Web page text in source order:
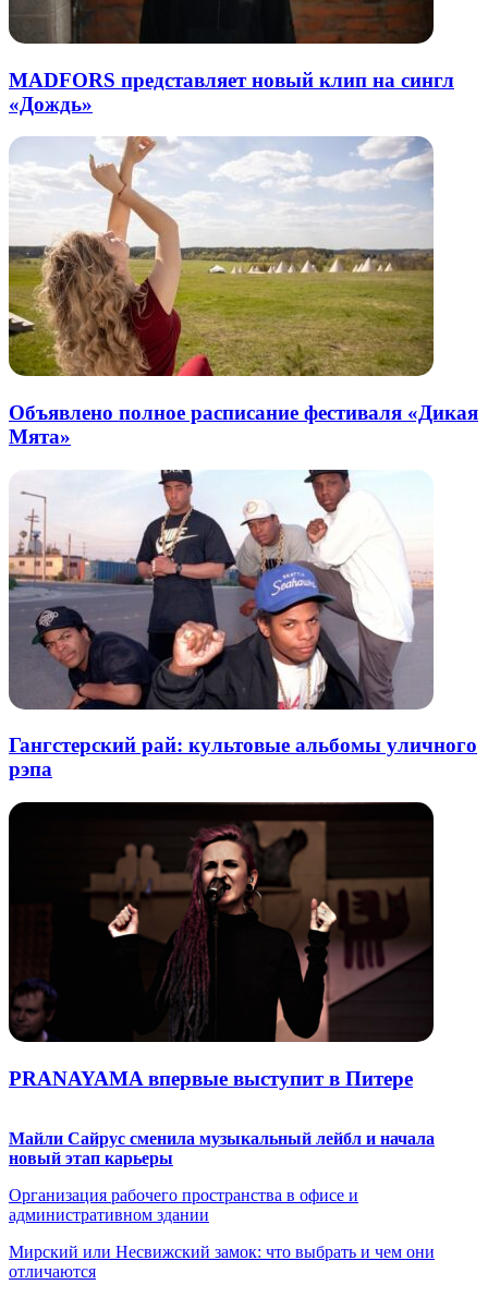
MADFORS представляет новый клип на сингл
«Дождь»
Объявлено полное расписание фестиваля «Дикая
Мята»
Гангстерский рай: культовые альбомы уличного
рэпа
PRANAYAMA впервые выступит в Питере
Майли Сайрус сменила музыкальный лейбл и начала
новый этап карьеры
Организация рабочего пространства в офисе и
административном здании
Мирский или Несвижский замок: что выбрать и чем они
отличаются